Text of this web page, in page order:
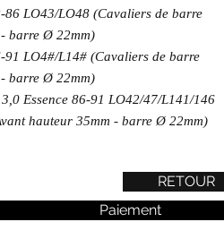
LO43/LO48 (Cavaliers de barre
barre Ø 22mm)
LO4#/L14# (Cavaliers de barre
barre Ø 22mm)
Essence 86-91 LO42/47/L141/146
hauteur 35mm - barre Ø 22mm)
RETOUR
Paiement